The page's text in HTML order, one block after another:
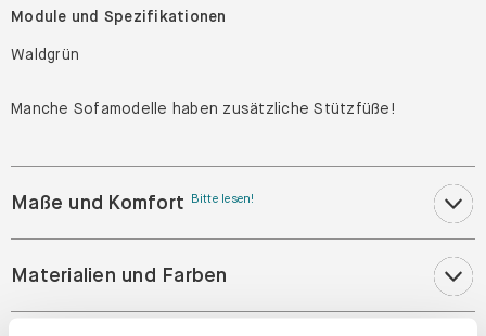
Module und Spezifikationen
Waldgrün
Manche Sofamodelle haben zusätzliche Stützfüße!
Maße und Komfort Bitte lesen!
Materialien und Farben